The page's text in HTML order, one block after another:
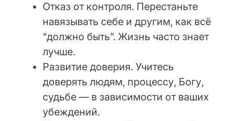
Отказ от контроля. Перестаньте
навязывать себе и другим, как всё
“должно быть”. Жизнь часто знает
лучше.
Развитие доверия. Учитесь
доверять людям, процессу, Богу,
судьбе — в зависимости от ваших
убеждений.